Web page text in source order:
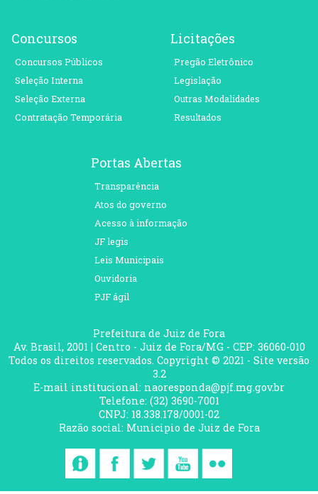
Concursos
Concursos Públicos
Seleção Interna
Seleção Externa
Contratação Temporária
Licitações
Pregão Eletrônico
Legislação
Outras Modalidades
Resultados
Portas Abertas
Transparência
Atos do governo
Acesso à informação
JF legis
Leis Municipais
Ouvidoria
PJF ágil
Prefeitura de Juiz de Fora
Av. Brasil, 2001 | Centro - Juiz de Fora/MG - CEP: 36060-010
Todos os direitos reservados. Copyright © 2021 - Site versão
3.2
E-mail institucional: naoresponda@pjf.mg.gov.br
Telefone: (32) 3690-7001
CNPJ: 18.338.178/0001-02
Razão social: Municipio de Juiz de Fora